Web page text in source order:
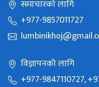
समाचारको लागि
+977-9857011727
विज्ञापनको लागि
+977-9847110727,